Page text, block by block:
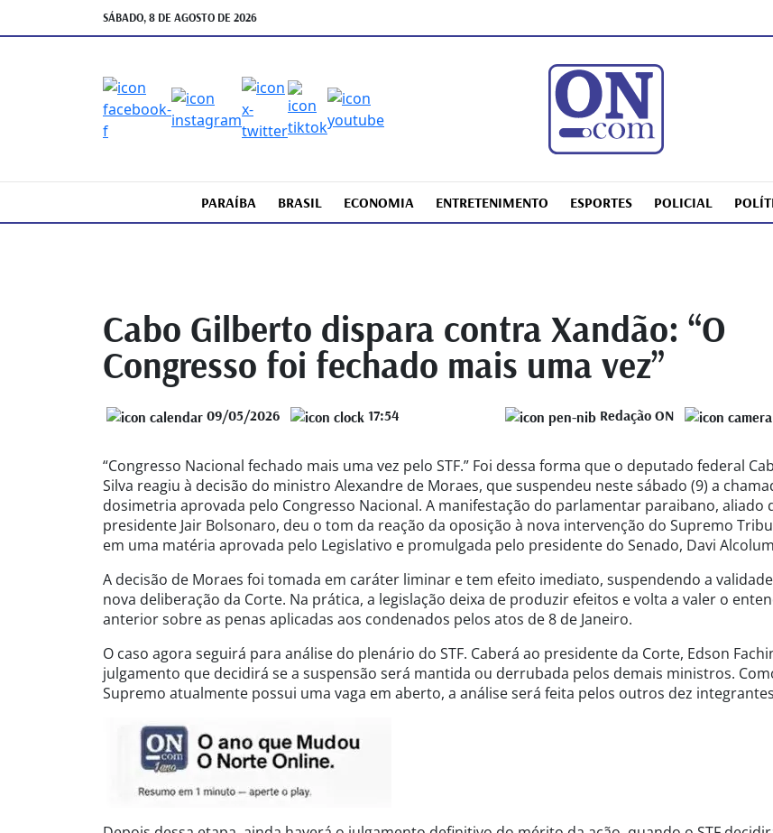
SÁBADO, 8 DE AGOSTO DE 2026
PARAÍBA BRASIL ECONOMIA ENTRETENIMENTO ESPORTES POLICIAL
Cabo Gilberto dispara contra Xandão: “O
Congresso foi fechado mais uma vez”
09/05/2026 17:54 Redação ON
“Congresso Nacional fechado mais uma vez pelo STF.” Foi dessa forma que o deputado federal
Silva reagiu à decisão do ministro Alexandre de Moraes, que suspendeu neste sábado (9) a
dosimetria aprovada pelo Congresso Nacional. A manifestação do parlamentar paraibano, aliado
presidente Jair Bolsonaro, deu o tom da reação da oposição à nova intervenção do Supremo
em uma matéria aprovada pelo Legislativo e promulgada pelo presidente do Senado, Davi
A decisão de Moraes foi tomada em caráter liminar e tem efeito imediato, suspendendo a
nova deliberação da Corte. Na prática, a legislação deixa de produzir efeitos e volta a valer o
anterior sobre as penas aplicadas aos condenados pelos atos de 8 de Janeiro.
O caso agora seguirá para análise do plenário do STF. Caberá ao presidente da Corte, Edson
julgamento que decidirá se a suspensão será mantida ou derrubada pelos demais ministros.
Supremo atualmente possui uma vaga em aberto, a análise será feita pelos outros dez